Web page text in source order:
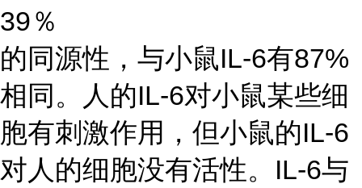
39％
的同源性，与小鼠IL-6有87%
相同。人的IL-6对小鼠某些细
胞有刺激作用，但小鼠的IL-6
对人的细胞没有活性。IL-6与